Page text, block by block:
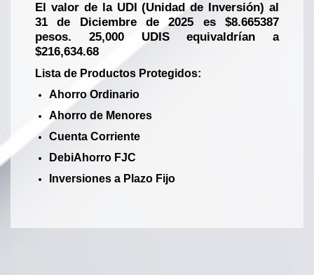
El valor de la UDI (Unidad de Inversión) al
31 de Diciembre de 2025 es $8.665387
pesos. 25,000 UDIS equivaldrían a
$216,634.68
Lista de Productos Protegidos:
Ahorro Ordinario
Ahorro de Menores
Cuenta Corriente
DebiAhorro FJC
Inversiones a Plazo Fijo